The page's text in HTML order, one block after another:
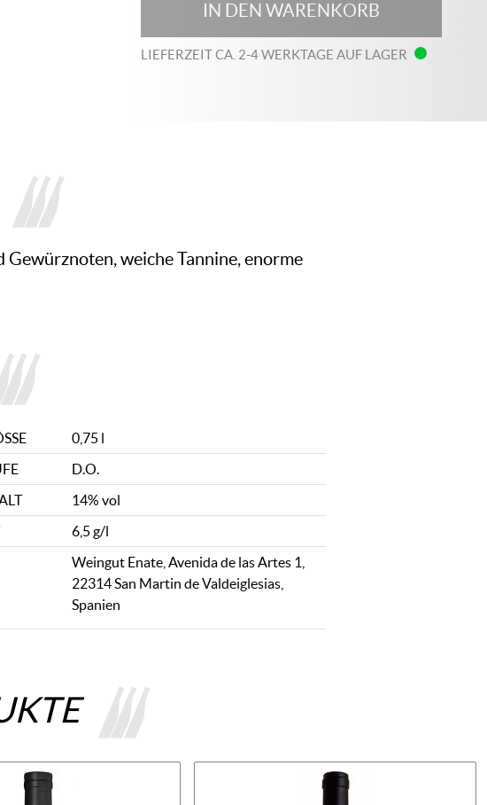
IN DEN WARENKORB
LIEFERZEIT CA. 2-4 WERKTAGE AUF LAGER
weiche Tannine, enorme
0,75 l
D.O.
14% vol
6,5 g/l
Weingut Enate, Avenida de las Artes 1,
22314 San Martin de Valdeiglesias,
Spanien